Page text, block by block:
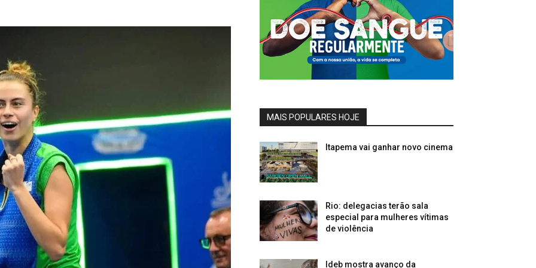
MAIS POPULARES HOJE
Itapema vai ganhar novo cinema
Rio: delegacias terão sala
especial para mulheres vítimas
de violência
Ideb mostra avanço da